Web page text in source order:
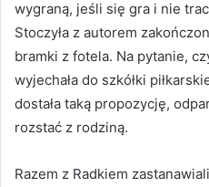
wygraną, jeśli się gra i nie
Stoczyła z autorem
bramki z fotela. Na pytanie,
wyjechała do szkółki
dostała taką propozycję,
rozstać z rodziną.
Razem z Radkiem